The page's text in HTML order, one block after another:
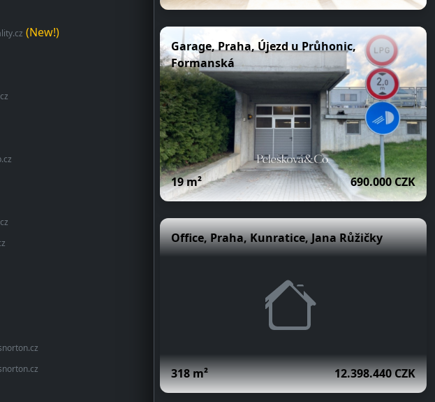
(New!)